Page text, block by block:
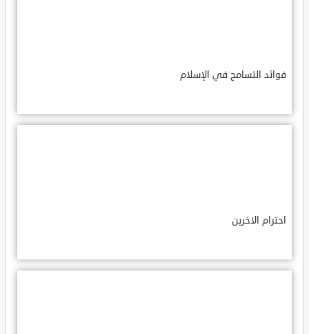
فوائد التسامح في الإسلام
احترام الاخرين